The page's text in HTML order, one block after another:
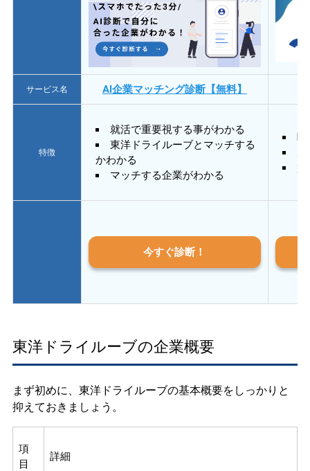
サービス名 AI企業マッチング診断【無料】
特徴
就活で重要視する事がわかる
東洋ドライルーブとマッチする
かわかる
マッチする企業がわかる
質
今すぐ診断！
東洋ドライルーブの企業概要
まず初めに、東洋ドライルーブの基本概要をしっかりと
抑えておきましょう。
項
目
詳細